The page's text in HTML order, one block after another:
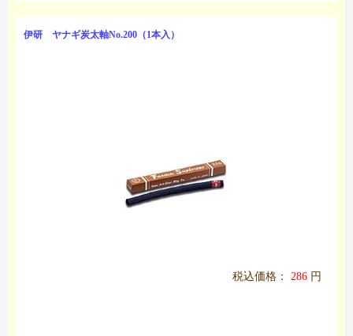
伊研 ヤナギ炭太軸No.200（1本入）
税込価格： 286 円